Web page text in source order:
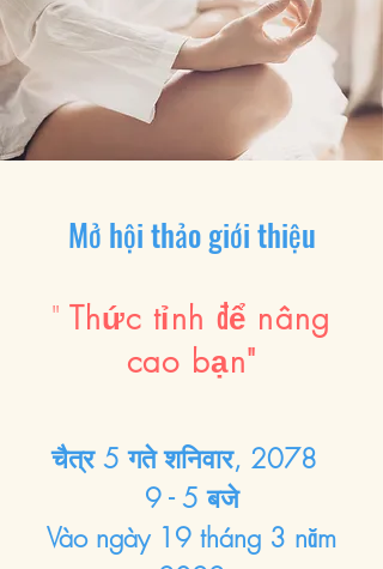
Mở hội thảo giới thiệu
" Thức tỉnh để nâng
cao bạn"
चैत्र 5 गते शनिवार, 2078
9 - 5 बजे
Vào ngày 19 tháng 3 năm